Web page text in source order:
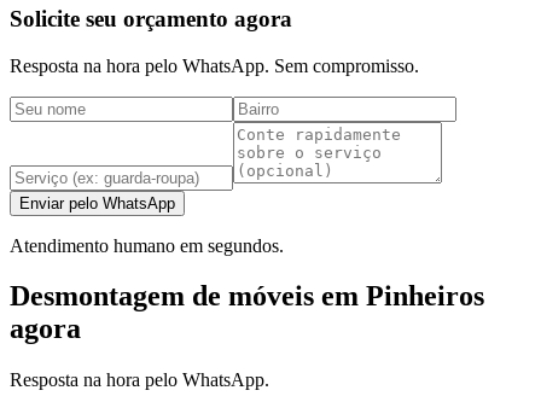
Solicite seu orçamento agora
Resposta na hora pelo WhatsApp. Sem compromisso.
Enviar pelo WhatsApp
Atendimento humano em segundos.
Desmontagem de móveis em Pinheiros
agora
Resposta na hora pelo WhatsApp.